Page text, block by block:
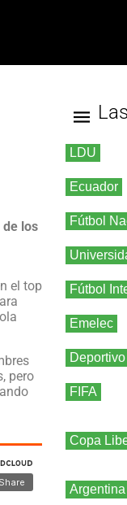
los
el top
pero
LDU
Ecuador
Fútbol
Fútbol
Emelec
FIFA
Copa
Argentina